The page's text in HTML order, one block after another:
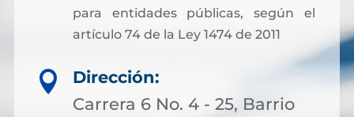
para entidades públicas, según el
artículo 74 de la Ley 1474 de 2011

Dirección:
Carrera 6 No. 4 - 25, Barrio